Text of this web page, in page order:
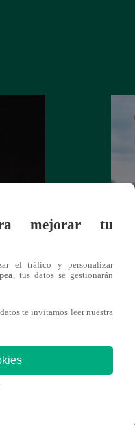
puede
mejorar tu
el tráfico y personalizar
, tus datos se gestionarán
te invitamos leer nuestra